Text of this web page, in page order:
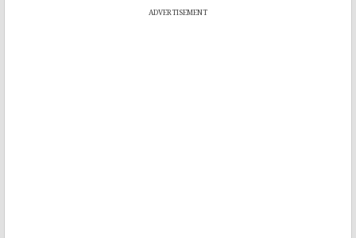
ADVERTISEMENT